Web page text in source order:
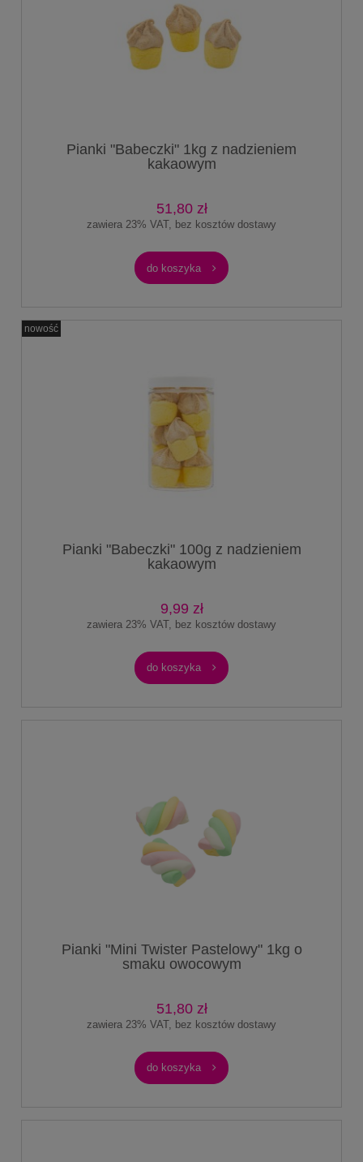
Pianki "Babeczki" 1kg z nadzieniem
kakaowym
51,80 zł
zawiera 23% VAT, bez kosztów dostawy
do koszyka
Pianki "Babeczki" 100g z nadzieniem
kakaowym
9,99 zł
zawiera 23% VAT, bez kosztów dostawy
do koszyka
nowość
Pianki "Mini Twister Pastelowy" 1kg o
smaku owocowym
51,80 zł
zawiera 23% VAT, bez kosztów dostawy
do koszyka